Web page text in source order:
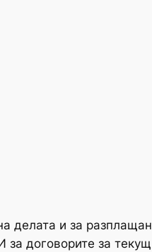
делата и за
договорите за